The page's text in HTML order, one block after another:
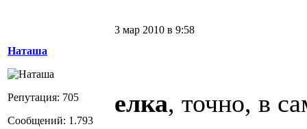
Наташа
Репутация: 705
Сообщений: 1.793
3 мар 2010 в 9:58
елка, точно, в